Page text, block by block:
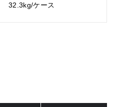
32.3kg/ケース